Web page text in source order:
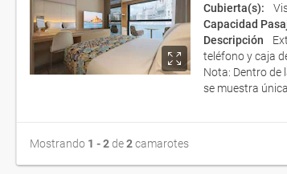
Cubierta(s):
Capacidad
Descripción
teléfono y caja
Nota: Dentro de
se muestra
Mostrando 1 - 2de2camarotes